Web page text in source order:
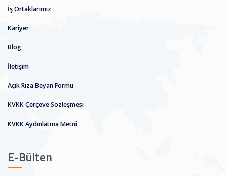
İş Ortaklarımız
Kariyer
Blog
İletişim
Açık Rıza Beyan Formu
KVKK Çerçeve Sözleşmesi
KVKK Aydınlatma Metni
E-Bülten